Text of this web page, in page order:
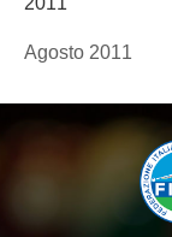
Agosto 2011